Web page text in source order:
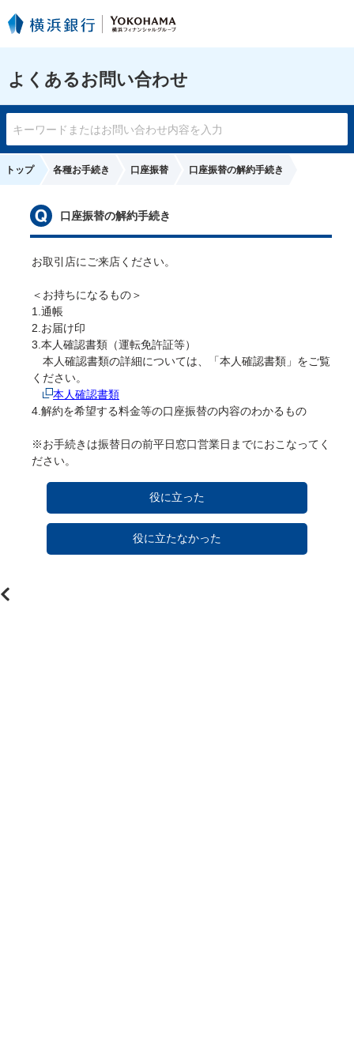
よくあるお問い合わせ
トップ 各種お手続き 口座振替 口座振替の解約手続き
口座振替の解約手続き
お取引店にご来店ください。
＜お持ちになるもの＞
1.通帳
2.お届け印
3.本人確認書類（運転免許証等）
本人確認書類の詳細については、「本人確認書類」をご覧
ください。
本人確認書類
4.解約を希望する料金等の口座振替の内容のわかるもの
※お手続きは振替日の前平日窓口営業日までにおこなってく
ださい。
役に立った
役に立たなかった